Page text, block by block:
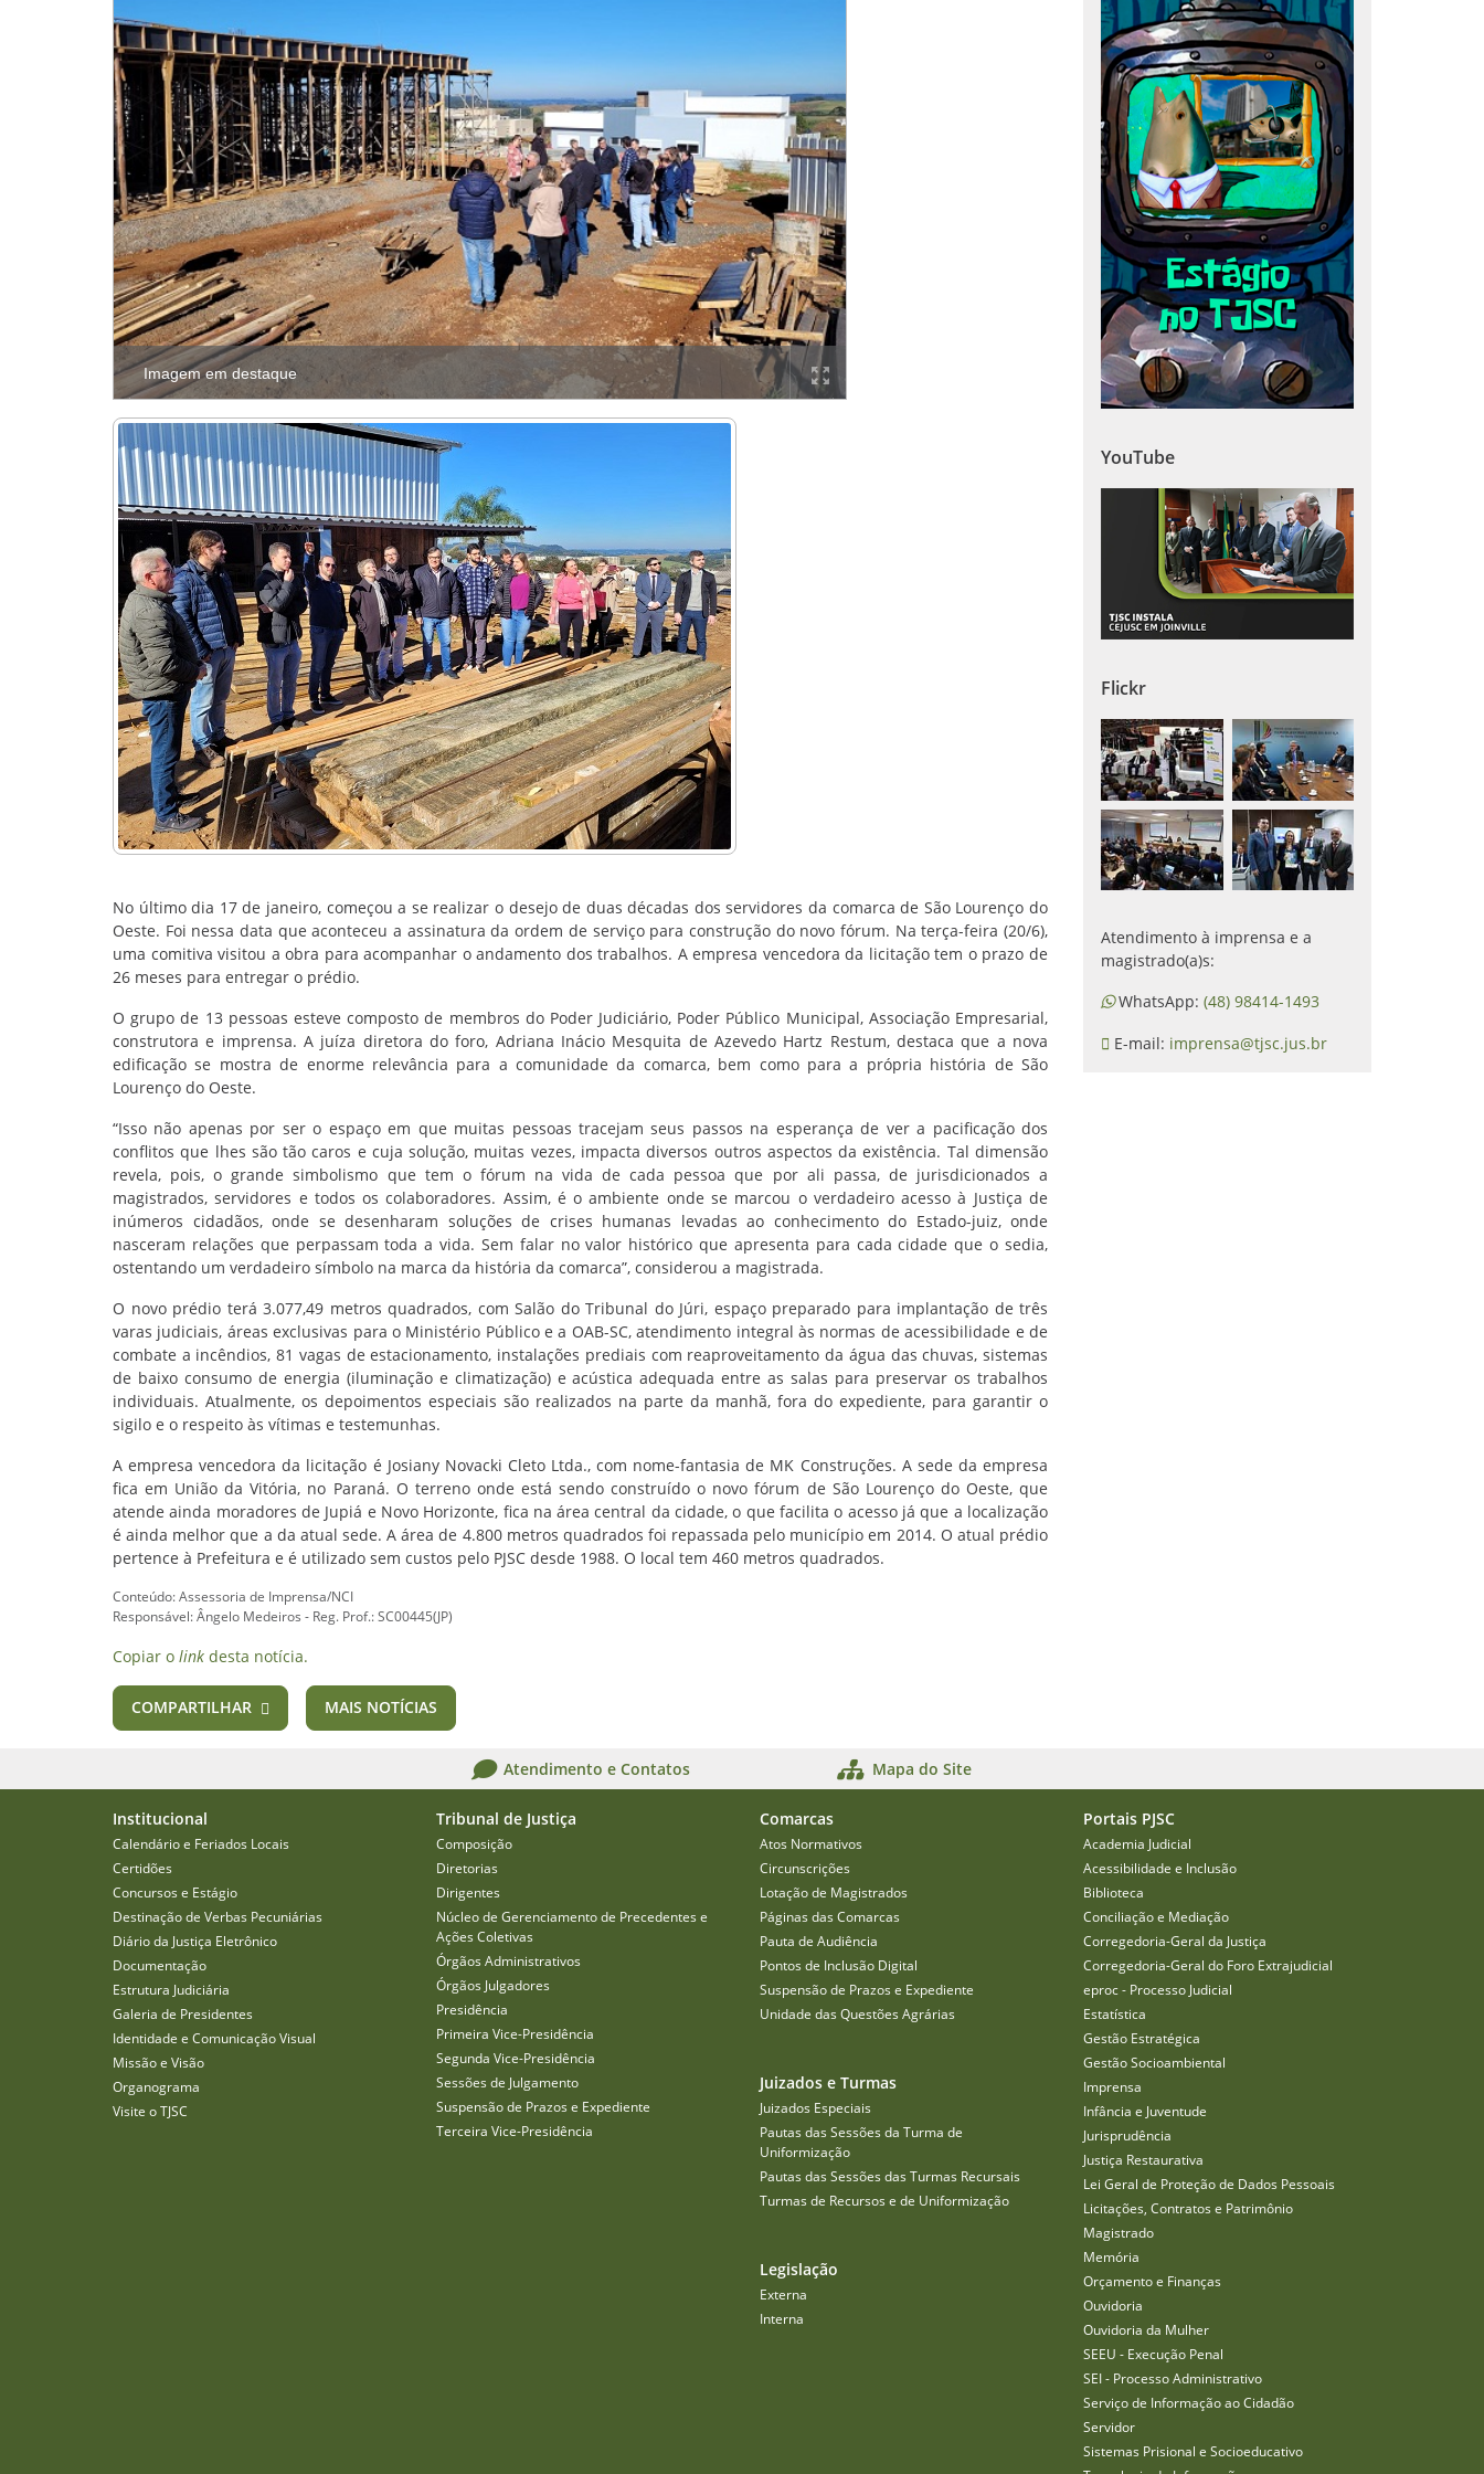
Imagem em destaque
No último dia 17 de janeiro, começou a se realizar o desejo de duas décadas dos servidores da comarca de São Lourenço do
Oeste. Foi nessa data que aconteceu a assinatura da ordem de serviço para construção do novo fórum. Na terça-feira (20/6),
uma comitiva visitou a obra para acompanhar o andamento dos trabalhos. A empresa vencedora da licitação tem o prazo de
26 meses para entregar o prédio.
O grupo de 13 pessoas esteve composto de membros do Poder Judiciário, Poder Público Municipal, Associação Empresarial,
construtora e imprensa. A juíza diretora do foro, Adriana Inácio Mesquita de Azevedo Hartz Restum, destaca que a nova
edificação se mostra de enorme relevância para a comunidade da comarca, bem como para a própria história de São
Lourenço do Oeste.
“Isso não apenas por ser o espaço em que muitas pessoas tracejam seus passos na esperança de ver a pacificação dos
conflitos que lhes são tão caros e cuja solução, muitas vezes, impacta diversos outros aspectos da existência. Tal dimensão
revela, pois, o grande simbolismo que tem o fórum na vida de cada pessoa que por ali passa, de jurisdicionados a
magistrados, servidores e todos os colaboradores. Assim, é o ambiente onde se marcou o verdadeiro acesso à Justiça de
inúmeros cidadãos, onde se desenharam soluções de crises humanas levadas ao conhecimento do Estado-juiz, onde
nasceram relações que perpassam toda a vida. Sem falar no valor histórico que apresenta para cada cidade que o sedia,
ostentando um verdadeiro símbolo na marca da história da comarca”, considerou a magistrada.
O novo prédio terá 3.077,49 metros quadrados, com Salão do Tribunal do Júri, espaço preparado para implantação de três
varas judiciais, áreas exclusivas para o Ministério Público e a OAB-SC, atendimento integral às normas de acessibilidade e de
combate a incêndios, 81 vagas de estacionamento, instalações prediais com reaproveitamento da água das chuvas, sistemas
de baixo consumo de energia (iluminação e climatização) e acústica adequada entre as salas para preservar os trabalhos
individuais. Atualmente, os depoimentos especiais são realizados na parte da manhã, fora do expediente, para garantir o
sigilo e o respeito às vítimas e testemunhas.
A empresa vencedora da licitação é Josiany Novacki Cleto Ltda., com nome-fantasia de MK Construções. A sede da empresa
fica em União da Vitória, no Paraná. O terreno onde está sendo construído o novo fórum de São Lourenço do Oeste, que
atende ainda moradores de Jupiá e Novo Horizonte, fica na área central da cidade, o que facilita o acesso já que a localização
é ainda melhor que a da atual sede. A área de 4.800 metros quadrados foi repassada pelo município em 2014. O atual prédio
pertence à Prefeitura e é utilizado sem custos pelo PJSC desde 1988. O local tem 460 metros quadrados.
Conteúdo: Assessoria de Imprensa/NCI
Responsável: Ângelo Medeiros - Reg. Prof.: SC00445(JP)
Copiar o link desta notícia.
COMPARTILHAR MAIS NOTÍCIAS
YouTube
Flickr
Atendimento à imprensa e a
magistrado(a)s:
WhatsApp: (48) 98414-1493
E-mail: imprensa@tjsc.jus.br
Atendimento e Contatos Mapa do Site
Institucional
Calendário e Feriados Locais
Certidões
Concursos e Estágio
Destinação de Verbas Pecuniárias
Diário da Justiça Eletrônico
Documentação
Estrutura Judiciária
Galeria de Presidentes
Identidade e Comunicação Visual
Missão e Visão
Organograma
Visite o TJSC
Tribunal de Justiça
Composição
Diretorias
Dirigentes
Núcleo de Gerenciamento de Precedentes e
Ações Coletivas
Órgãos Administrativos
Órgãos Julgadores
Presidência
Primeira Vice-Presidência
Segunda Vice-Presidência
Sessões de Julgamento
Suspensão de Prazos e Expediente
Terceira Vice-Presidência
Comarcas
Atos Normativos
Circunscrições
Lotação de Magistrados
Páginas das Comarcas
Pauta de Audiência
Pontos de Inclusão Digital
Suspensão de Prazos e Expediente
Unidade das Questões Agrárias
Juizados e Turmas
Juizados Especiais
Pautas das Sessões da Turma de
Uniformização
Pautas das Sessões das Turmas Recursais
Turmas de Recursos e de Uniformização
Legislação
Externa
Interna
Portais PJSC
Academia Judicial
Acessibilidade e Inclusão
Biblioteca
Conciliação e Mediação
Corregedoria-Geral da Justiça
Corregedoria-Geral do Foro Extrajudicial
eproc - Processo Judicial
Estatística
Gestão Estratégica
Gestão Socioambiental
Imprensa
Infância e Juventude
Jurisprudência
Justiça Restaurativa
Lei Geral de Proteção de Dados Pessoais
Licitações, Contratos e Patrimônio
Magistrado
Memória
Orçamento e Finanças
Ouvidoria
Ouvidoria da Mulher
SEEU - Execução Penal
SEI - Processo Administrativo
Serviço de Informação ao Cidadão
Servidor
Sistemas Prisional e Socioeducativo